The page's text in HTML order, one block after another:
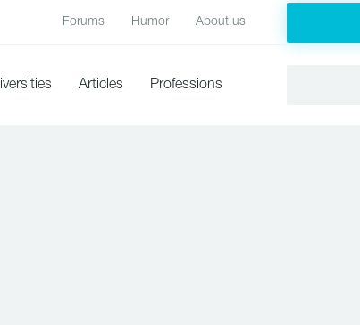
Forums Humor About us
Articles Professions